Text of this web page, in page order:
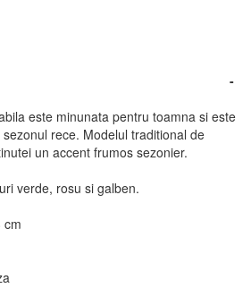
-
este minunata pentru toamna si este
rece. Modelul traditional de
un accent frumos sezonier.
verde, rosu si galben.
cm